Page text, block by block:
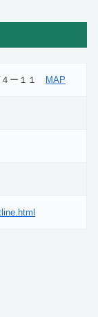
４ー１１ MAP